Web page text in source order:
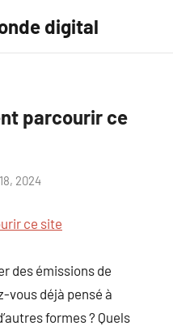
digital
parcourir ce
2024
ce site
des émissions de
vous déjà pensé à
formes ? Quels